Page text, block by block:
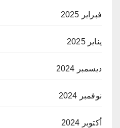
فبراير 2025
يناير 2025
ديسمبر 2024
نوفمبر 2024
أكتوبر 2024